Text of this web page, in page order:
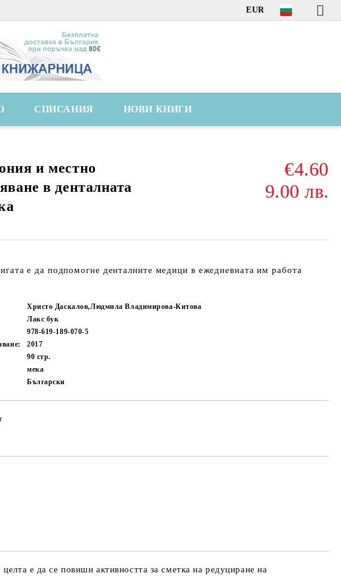
EUR
СПИСАНИЯ НОВИ КНИГИ
и местно
в денталната
€4.60
9.00 лв.
е да подпомогне денталните медици в ежедневната им работа
Христо Даскалов,Людмила Владимирова-Китова
Лакс бук
978-619-189-070-5
2017
90 стр.
мека
Български
е да се повиши активността за сметка на редуциране на